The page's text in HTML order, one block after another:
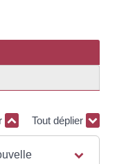
Tout déplier